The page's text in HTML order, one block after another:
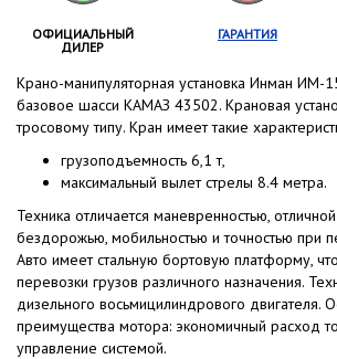
ОФИЦИАЛЬНЫЙ
ДИЛЕР
ГАРАНТИЯ
Крано-манипуляторная установка Инман ИМ-
базовое шасси КАМАЗ 43502. Крановая
тросовому типу. Кран имеет такие
грузоподъемность 6,1 т,
максимальный вылет стрелы 8.4 метра.
Техника отличается маневренностью,
бездорожью, мобильностью и точностью при
Авто имеет стальную бортовую платформу,
перевозки грузов различного назначения.
дизельного восьмицилиндрового двигателя.
преимущества мотора: экономичный расход
управление системой.